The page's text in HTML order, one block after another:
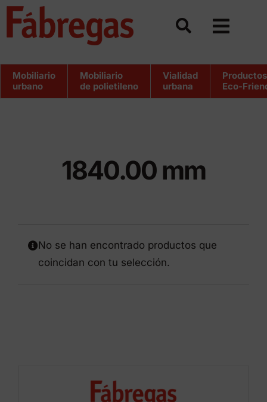
Saltar
Mobiliario
urbano
Mobiliario
de polietileno
Vialidad
urbana
Productos
Eco-
1840.00 mm
No se han encontrado productos que
coincidan con tu selección.